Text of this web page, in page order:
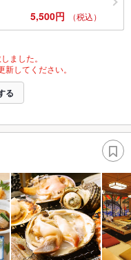
5,500円 （税込）
ました。
してください。
る